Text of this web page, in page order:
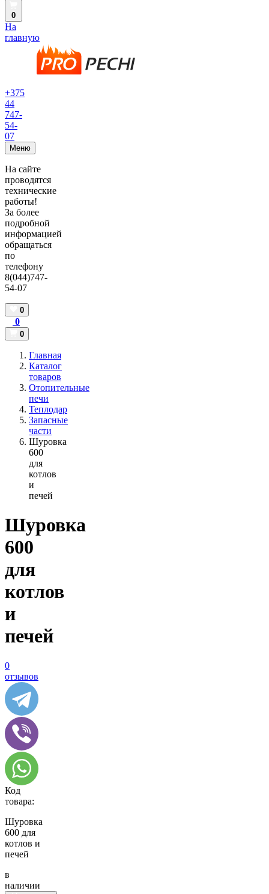
0
На
главную
+375
44
747-
54-
07
Меню
На сайте
проводятся
технические
работы!
За более
подробной
информацией
обращаться
по
телефону
8(044)747-
54-07
0
0
0
Главная
Каталог
товаров
Отопительные
печи
Теплодар
Запасные
части
Шуровка
600
для
котлов
и
печей
Шуровка
600
для
котлов
и
печей
0
отзывов
Код
товара:
Шуровка
600 для
котлов и
печей
в
наличии